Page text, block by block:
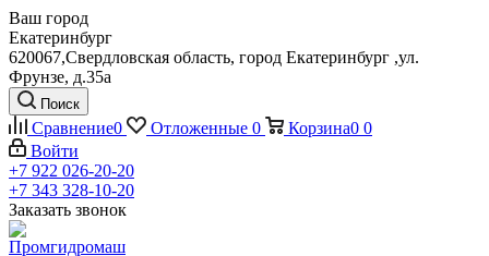
Ваш город
Екатеринбург
620067,Свердловская область, город Екатеринбург ,ул.
Фрунзе, д.35а
Поиск
Сравнение0 Отложенные 0 Корзина0 0
Войти
+7 922 026-20-20
+7 343 328-10-20
Заказать звонок